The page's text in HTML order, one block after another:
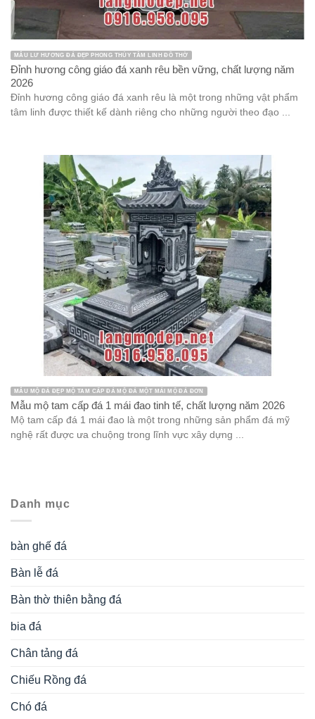
MẪU LƯ HƯƠNG ĐÁ ĐẸP PHONG THỦY TÂM LINH ĐỒ THỜ
Đỉnh hương công giáo đá xanh rêu bền vững, chất lượng năm
2026
Đỉnh hương công giáo đá xanh rêu là một trong những vật phẩm
tâm linh được thiết kế dành riêng cho những người theo đạo ...
MẪU MỘ ĐÁ ĐẸP MỘ TAM CẤP ĐÁ MỘ ĐÁ MỘT MÁI MỘ ĐÁ ĐƠN
Mẫu mộ tam cấp đá 1 mái đao tinh tế, chất lượng năm 2026
Mộ tam cấp đá 1 mái đao là một trong những sản phẩm đá mỹ
nghệ rất được ưa chuộng trong lĩnh vực xây dựng ...
Danh mục
bàn ghế đá
Bàn lễ đá
Bàn thờ thiên bằng đá
bia đá
Chân tảng đá
Chiếu Rồng đá
Chó đá